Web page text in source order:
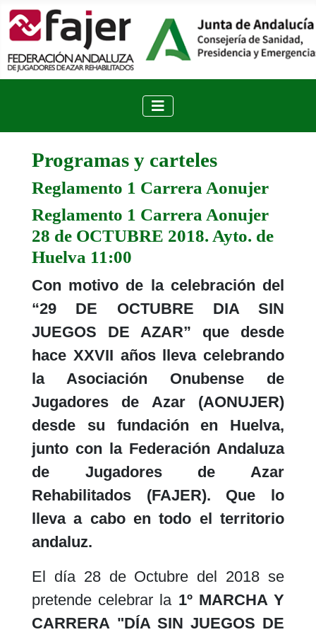
Programas y carteles
Reglamento 1 Carrera Aonujer
Reglamento 1 Carrera Aonujer
28 de OCTUBRE 2018. Ayto. de
Huelva 11:00
Con motivo de la celebración del
“29 DE OCTUBRE DIA SIN
JUEGOS DE AZAR” que desde
hace XXVII años lleva celebrando
la Asociación Onubense de
Jugadores de Azar (AONUJER)
desde su fundación en Huelva,
junto con la Federación Andaluza
de Jugadores de Azar
Rehabilitados (FAJER). Que lo
lleva a cabo en todo el territorio
andaluz.
El día 28 de Octubre del 2018 se
pretende celebrar la 1º MARCHA Y
CARRERA "DÍA SIN JUEGOS DE